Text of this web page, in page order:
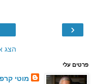
‹
הצג
פרטים עלי
מוטי